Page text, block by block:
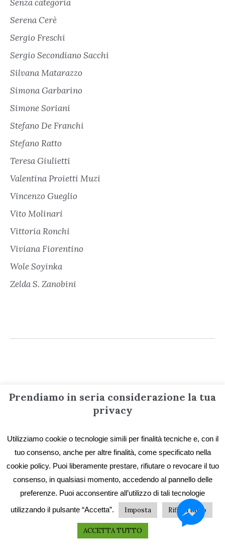
Senza categoria
Serena Cerè
Sergio Freschi
Sergio Secondiano Sacchi
Silvana Matarazzo
Simona Garbarino
Simone Soriani
Stefano De Franchi
Stefano Ratto
Teresa Giulietti
Valentina Proietti Muzi
Vincenzo Gueglio
Vito Molinari
Vittoria Ronchi
Viviana Fiorentino
Wole Soyinka
Zelda S. Zanobini
Informazioni
Privacy e Cookie
Codice etico
I primi vent’anni
Collane e catalogo storico
Prendiamo in seria considerazione la tua
privacy
Utilizziamo cookie o tecnologie simili per finalità tecniche e, con il
tuo consenso, anche per altre finalità, come specificato nella
cookie policy. Puoi liberamente prestare, rifiutare o revocare il tuo
consenso, in qualsiasi momento, accedendo al pannello delle
preferenze. Puoi acconsentire all’utilizzo di tali tecnologie
utilizzando il pulsante “Accetta”.
Imposta Rifiuta tutto
ACCETTA TUTTO